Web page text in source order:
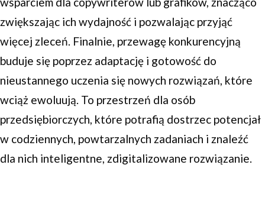
zwiększając ich wydajność i pozwalając przyjąć
więcej zleceń. Finalnie, przewagę konkurencyjną
buduje się poprzez adaptację i gotowość do
nieustannego uczenia się nowych rozwiązań, które
wciąż ewoluują. To przestrzeń dla osób
przedsiębiorczych, które potrafią dostrzec potencjał
w codziennych, powtarzalnych zadaniach i znaleźć
dla nich inteligentne, zdigitalizowane rozwiązanie.